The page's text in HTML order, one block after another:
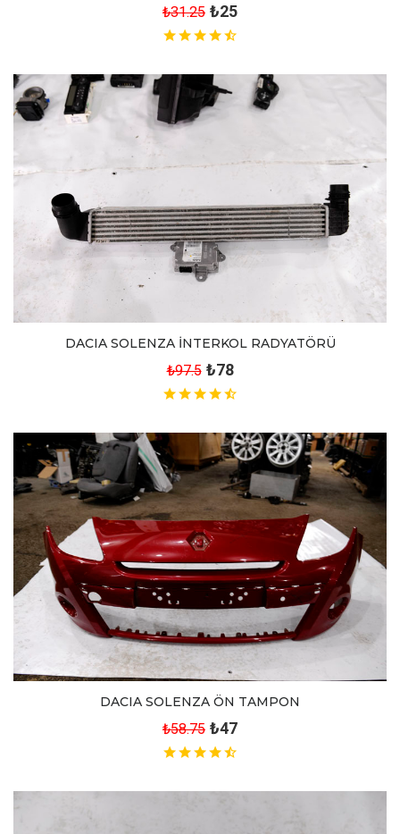
₺31.25 ₺25
DACIA SOLENZA İNTERKOL RADYATÖRÜ
₺97.5 ₺78
DACIA SOLENZA ÖN TAMPON
₺58.75 ₺47